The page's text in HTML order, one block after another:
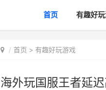
首页 有趣好
首页 > 有趣好玩游戏
海外玩国服王者延